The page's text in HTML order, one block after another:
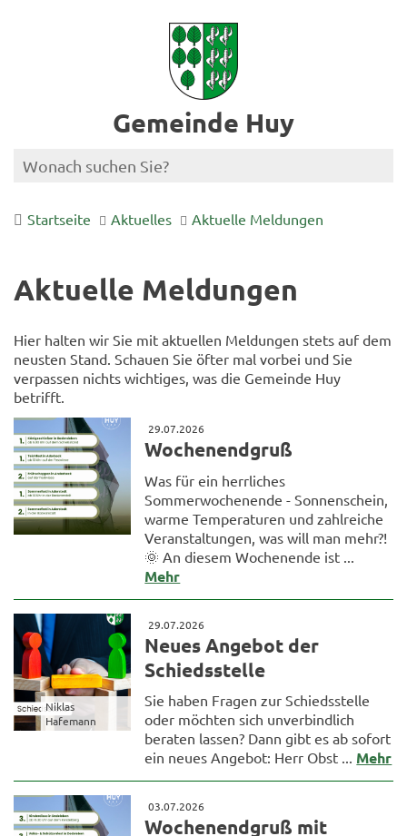
Gemeinde Huy
Startseite Aktuelles Aktuelle Meldungen
Aktuelle Meldungen
Hier halten wir Sie mit aktuellen Meldungen stets auf dem
neusten Stand. Schauen Sie öfter mal vorbei und Sie
verpassen nichts wichtiges, was die Gemeinde Huy
betrifft.
29.07.2026
Wochenendgruß
Was für ein herrliches
Sommerwochenende - Sonnenschein,
warme Temperaturen und zahlreiche
Veranstaltungen, was will man mehr?!
🌞 An diesem Wochenende ist ...
Mehr
Niklas
Hafemann
29.07.2026
Neues Angebot der
Schiedsstelle
Sie haben Fragen zur Schiedsstelle
oder möchten sich unverbindlich
beraten lassen? Dann gibt es ab sofort
ein neues Angebot: Herr Obst ... Mehr
03.07.2026
Wochenendgruß mit